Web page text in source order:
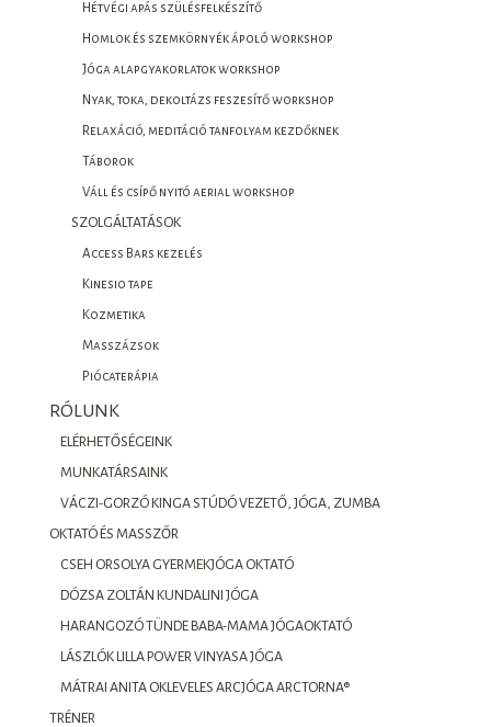
Hétvégi apás szülésfelkészítő
Homlok és szemkörnyék ápoló workshop
Jóga alapgyakorlatok workshop
Nyak, toka, dekoltázs feszesítő workshop
Relaxáció, meditáció tanfolyam kezdőknek
Táborok
Váll és csípő nyitó aerial workshop
SZOLGÁLTATÁSOK
Access Bars kezelés
Kinesio tape
Kozmetika
Masszázsok
Piócaterápia
RÓLUNK
ELÉRHETŐSÉGEINK
MUNKATÁRSAINK
VÁCZI-GORZÓ KINGA STÚDÓ VEZETŐ, JÓGA, ZUMBA
OKTATÓ ÉS MASSZŐR
CSEH ORSOLYA GYERMEKJÓGA OKTATÓ
DÓZSA ZOLTÁN KUNDALINI JÓGA
HARANGOZÓ TÜNDE BABA-MAMA JÓGAOKTATÓ
LÁSZLÓK LILLA POWER VINYASA JÓGA
MÁTRAI ANITA OKLEVELES ARCJÓGA ARCTORNA®
TRÉNER